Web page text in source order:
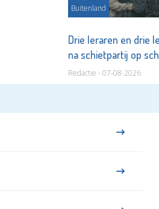
Buitenland
Drie leraren en drie
na schietpartij op
Redactie - 07-08-2026